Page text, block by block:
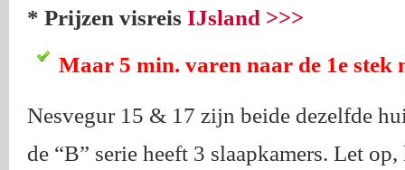
* Prijzen visreis IJsland >>>
Maar 5 min. varen naar de 1e stek
Nesvegur 15 & 17 zijn beide dezelfde
de “B” serie heeft 3 slaapkamers. Let